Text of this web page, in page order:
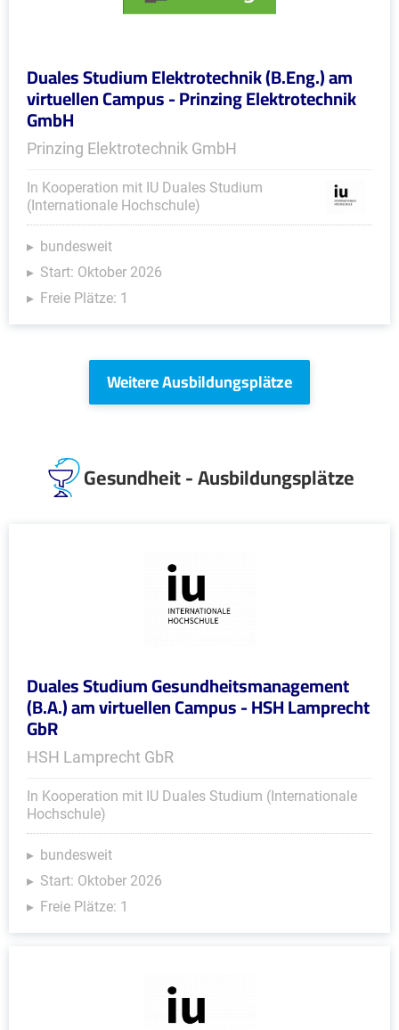
Duales Studium Elektrotechnik (B.Eng.) am
virtuellen Campus - Prinzing Elektrotechnik
GmbH
Prinzing Elektrotechnik GmbH
In Kooperation mit IU Duales Studium
(Internationale Hochschule)
bundesweit
Start: Oktober 2026
Freie Plätze: 1
Weitere Ausbildungsplätze
Gesundheit - Ausbildungsplätze
Duales Studium Gesundheitsmanagement
(B.A.) am virtuellen Campus - HSH Lamprecht
GbR
HSH Lamprecht GbR
In Kooperation mit IU Duales Studium (Internationale
Hochschule)
bundesweit
Start: Oktober 2026
Freie Plätze: 1